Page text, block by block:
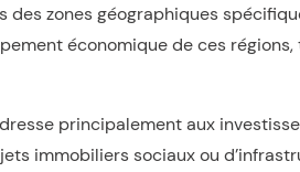
des zones géographiques
économique de ces
principalement aux
immobiliers sociaux ou